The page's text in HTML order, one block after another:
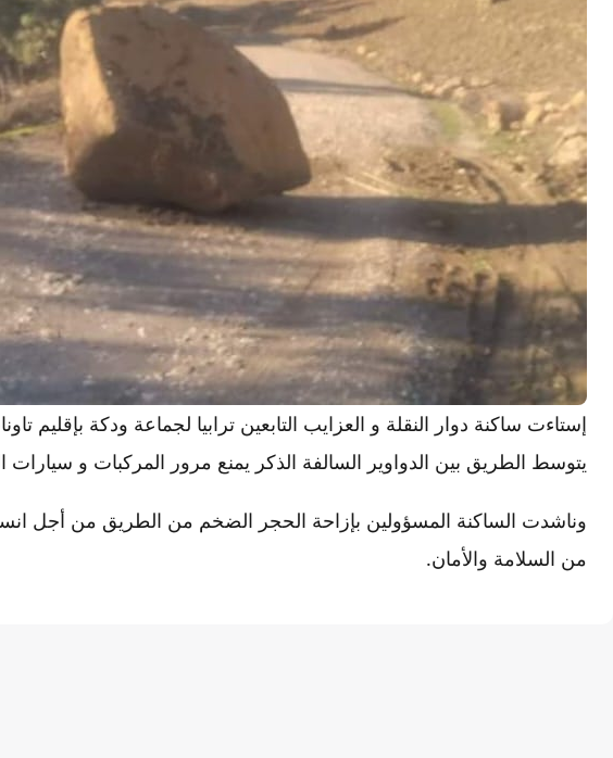
إستاءت ساكنة دوار النقلة و العزايب التابعين ترابيا لجماعة ودكة بإقليم
يتوسط الطريق بين الدواوير السالفة الذكر يمنع مرور المركبات و
وناشدت الساكنة المسؤولين بإزاحة الحجر الضخم من الطريق من أجل
من السلامة والأمان.